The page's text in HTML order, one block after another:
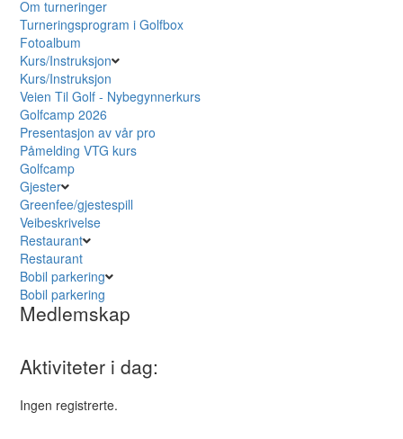
Om turneringer
Turneringsprogram i Golfbox
Fotoalbum
Kurs/Instruksjon
Kurs/Instruksjon
Veien Til Golf - Nybegynnerkurs
Golfcamp 2026
Presentasjon av vår pro
Påmelding VTG kurs
Golfcamp
Gjester
Greenfee/gjestespill
Veibeskrivelse
Restaurant
Restaurant
Bobil parkering
Bobil parkering
Medlemskap
Aktiviteter i dag:
Ingen registrerte.